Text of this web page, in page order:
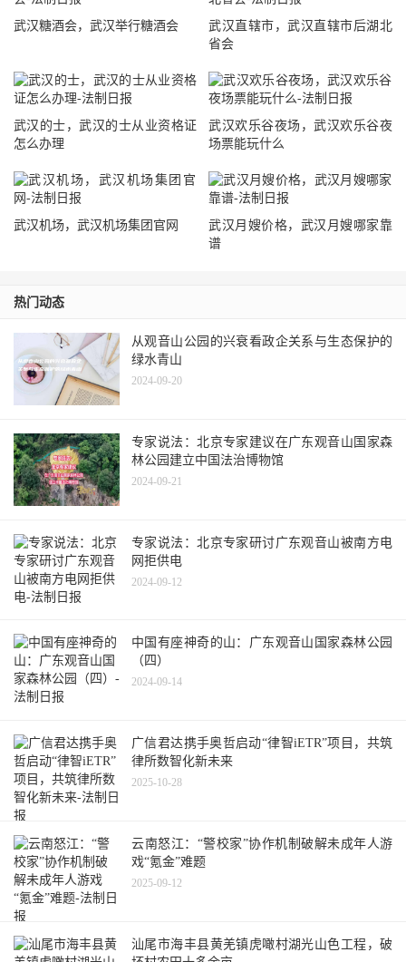
武汉糖酒会，武汉举行糖酒会
武汉直辖市，武汉直辖市后湖北
省会
武汉的士，武汉的士从业资格证
怎么办理
武汉欢乐谷夜场，武汉欢乐谷夜
场票能玩什么
武汉机场，武汉机场集团官网
武汉月嫂价格，武汉月嫂哪家靠
谱
热门动态
从观音山公园的兴衰看政企关系与生态保护的
绿水青山
2024-09-20
专家说法：北京专家建议在广东观音山国家森
林公园建立中国法治博物馆
2024-09-21
专家说法：北京专家研讨广东观音山被南方电
网拒供电
2024-09-12
中国有座神奇的山：广东观音山国家森林公园
（四）
2024-09-14
广信君达携手奥哲启动“律智iETR”项目，共筑
律所数智化新未来
2025-10-28
云南怒江：“警校家”协作机制破解未成年人游
戏“氪金”难题
2025-09-12
汕尾市海丰县黄羌镇虎噉村湖光山色工程，破